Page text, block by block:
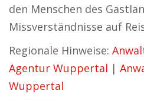
den Menschen des
Missverständnisse auf
Regionale Hinweise:
Agentur Wuppertal |
Wuppertal